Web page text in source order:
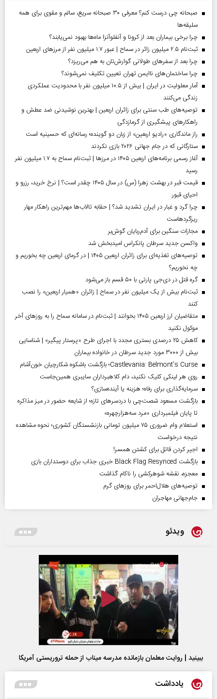
صبحانه چی درست کنم؟ معرفی ۳۰ صبحانه سریع، سالم و مقوی برای همه
سلیقه‌ها
چرا برخی بیماران بعد از کرونا و آنفلوآنزا ماه‌ها بهبود نمی‌یابند؟
ثبت‌نام ۲.۵ میلیون زائر در سماح | عبور ۱.۷ میلیون نفر از مرز‌های اربعین
چرا بعد از سفرهای طولانی گوارش‌تان به هم می‌ریزد؟
چرا ساختمان‌های ناایمن تهران تعیین تکلیف نمی‌شوند؟
آمار معلولیت در ایران | بیش از ۱۰.۵ میلیون نفر با محدودیت عملکردی
زندگی می‌کنند
توصیه‌های طب سنتی برای زائران اربعین | بهترین نوشیدنی ضد عطش و
راهکارهای پیشگیری از گرمازدگی
راز ماندگاری «رادیو اربعین» از زبان دو گوینده؛ رسانه‌ای که حسینیه است
ستارگانی که در جام جهانی ۲۰۲۶ بازی نکردند
آغاز رسمی برنامه‌های اربعین ۱۴۰۵ در مرز‌ها | ثبت‌نام سماح به ۱.۷ میلیون نفر
رسید
قیمت قبر در بهشت زهرا (س) در سال ۱۴۰۵ چقدر است؟ | نرخ خرید، رزرو و
احیای قبور
چرا گرد و غبار در ایران تشدید شد؟ | حقابه تالاب‌ها مهم‌ترین راهکار مهار
ریزگردهاست
مجازات سنگین برای آدم‌ربایان گوش‌بر
واکسن جدید سرطان پانکراس امیدبخش شد
توصیه‌های تغذیه‌ای برای زائران اربعین ۱۴۰۵ | در گرمای اربعین چه بخوریم و
چه نخوریم؟
گره قتل در دی‌جی پارتی با ۵۰ قسم باز می‌شود
ثبت‌نام بیش از یک میلیون نفر در سماح | زائران «همیار اربعین» را نصب
کنند
متقاضیان ارز اربعین ۱۴۰۵ بخوانند | ثبت‌نام در سامانه سماح را به روز‌های آخر
موکول نکنید
کاهش ۲۵ درصدی بستری مجدد با اجرای طرح «پرستار پیگیر» | شناسایی
بیش از ۳۰۰۰ مورد جدید سرطان در خانواده بیماران
Castlevania: Belmont’s Curse؛ بازگشت باشکوه شکارچیان خون‌آشام
روی هر لینکی کلیک نکنید، دام کلاهبرداران سایبری همین‌جاست
سرمایه‌گذاری برای رفاه؛ هزینه یا آینده‌سازی؟
بازگشت مسعود شصت‌چی با دردسر‌های تازه؛ از شایعه حضور در میز مذاکره
تا پایان فیلمبرداری «مرد سه‌هزارچهره»
استعلام وام ضروری ۷۵ میلیون تومانی بازنشستگان کشوری؛ نحوه مشاهده
نتیجه درخواست
اجیر کردن قاتل برای کشتن همسر!
بازگشت Black Flag Resynced خبری جذاب برای دوستداران بازی
معجزه، نقشه شوهرکشی را ناکام گذاشت
توصیه‌های هلال‌احمر برای روز‌های گرم
جام‌جهانی مهاجران
ویدئو
ببینید | روایت معلمان بازمانده مدرسه میناب از حمله تروریستی آمریکا
یادداشت